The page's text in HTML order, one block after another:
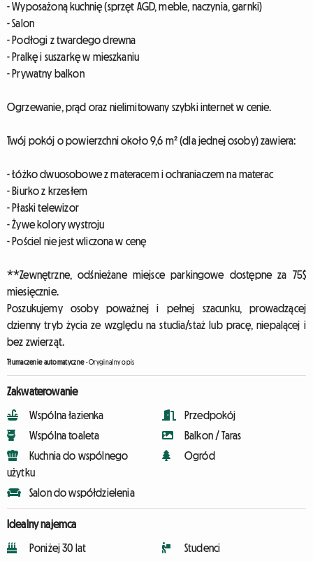
- Wyposażoną kuchnię (sprzęt AGD, meble, naczynia, garnki)
- Salon
- Podłogi z twardego drewna
- Pralkę i suszarkę w mieszkaniu
- Prywatny balkon
Ogrzewanie, prąd oraz nielimitowany szybki internet w cenie.
Twój pokój o powierzchni około 9,6 m² (dla jednej osoby) zawiera:
- Łóżko dwuosobowe z materacem i ochraniaczem na materac
- Biurko z krzesłem
- Płaski telewizor
- Żywe kolory wystroju
- Pościel nie jest wliczona w cenę
**Zewnętrzne, odśnieżane miejsce parkingowe dostępne za 75$
miesięcznie.
Poszukujemy osoby poważnej i pełnej szacunku, prowadzącej
dzienny tryb życia ze względu na studia/staż lub pracę, niepalącej i
bez zwierząt.
Tłumaczenie automatyczne-Oryginalny opis
Zakwaterowanie
Wspólna łazienka
Wspólna toaleta
Kuchnia do wspólnego
użytku
Salon do współdzielenia
Przedpokój
Balkon / Taras
Ogród
Idealny najemca
Poniżej 30 lat Studenci